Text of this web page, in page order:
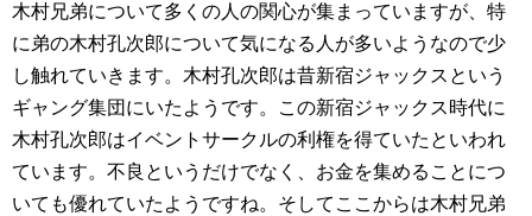
木村兄弟について多くの人の関心が集まっていますが、特
に弟の木村孔次郎について気になる人が多いようなので少
し触れていきます。木村孔次郎は昔新宿ジャックスという
ギャング集団にいたようです。この新宿ジャックス時代に
木村孔次郎はイベントサークルの利権を得ていたといわれ
ています。不良というだけでなく、お金を集めることにつ
いても優れていたようですね。そしてここからは木村兄弟